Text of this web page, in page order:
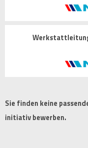
Sie finden keine
initiativ bewerben.